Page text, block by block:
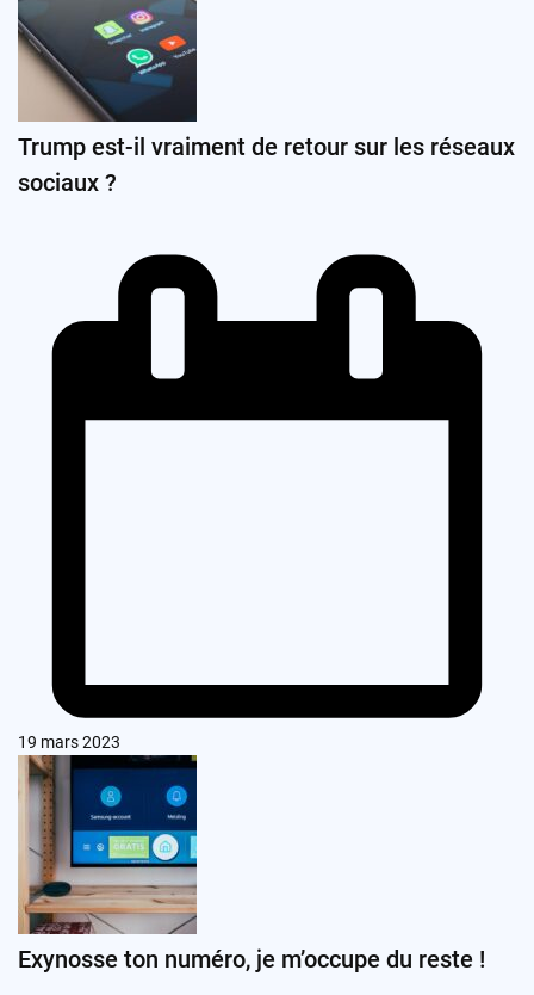
Trump est-il vraiment de retour sur les réseaux
sociaux ?
19 mars 2023
Exynosse ton numéro, je m’occupe du reste !